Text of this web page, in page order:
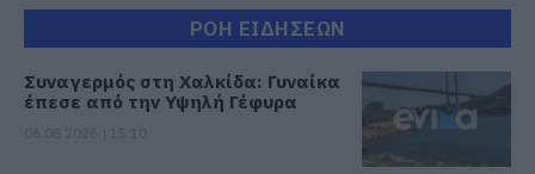
ΡΟΗ ΕΙΔΗΣΕΩΝ
Συναγερμός στη Χαλκίδα: Γυναίκα
έπεσε από την Υψηλή Γέφυρα